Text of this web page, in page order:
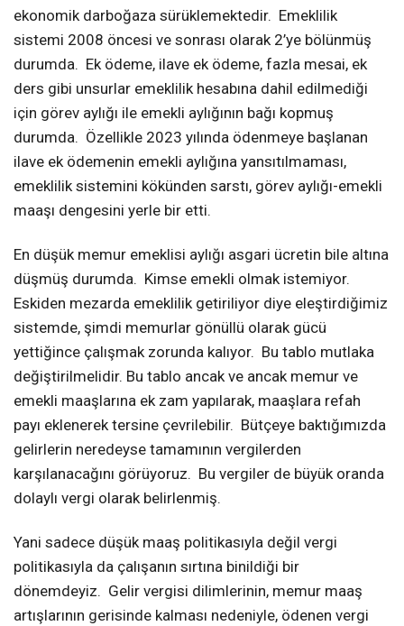
ekonomik darboğaza sürüklemektedir. Emeklilik
sistemi 2008 öncesi ve sonrası olarak 2’ye bölünmüş
durumda. Ek ödeme, ilave ek ödeme, fazla mesai, ek
ders gibi unsurlar emeklilik hesabına dahil edilmediği
için görev aylığı ile emekli aylığının bağı kopmuş
durumda. Özellikle 2023 yılında ödenmeye başlanan
ilave ek ödemenin emekli aylığına yansıtılmaması,
emeklilik sistemini kökünden sarstı, görev aylığı-emekli
maaşı dengesini yerle bir etti.
En düşük memur emeklisi aylığı asgari ücretin bile altına
düşmüş durumda. Kimse emekli olmak istemiyor.
Eskiden mezarda emeklilik getiriliyor diye eleştirdiğimiz
sistemde, şimdi memurlar gönüllü olarak gücü
yettiğince çalışmak zorunda kalıyor. Bu tablo mutlaka
değiştirilmelidir. Bu tablo ancak ve ancak memur ve
emekli maaşlarına ek zam yapılarak, maaşlara refah
payı eklenerek tersine çevrilebilir. Bütçeye baktığımızda
gelirlerin neredeyse tamamının vergilerden
karşılanacağını görüyoruz. Bu vergiler de büyük oranda
dolaylı vergi olarak belirlenmiş.
Yani sadece düşük maaş politikasıyla değil vergi
politikasıyla da çalışanın sırtına binildiği bir
dönemdeyiz. Gelir vergisi dilimlerinin, memur maaş
artışlarının gerisinde kalması nedeniyle, ödenen vergi